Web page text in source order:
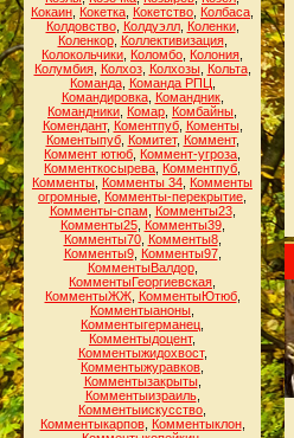
Кокаин Кокетка Кокетство Колбаса
Колдовство, Колдуэлл, Коленки,
Коленкор, Коллективизация,
Колокольчики Коломбо Колония
Колумбия, Колхоз, Колхозы, Кольта,
Команда, Команда РПЦ
Командировка, Командник,
Командники Комар Комбайны
Комендант, Коментпуб, Коменты,
Коментыпуб, Комитет, Коммент,
Коммент ютюб Коммент-угроза
Комменткосырева Комментпуб
Комменты Комменты 34 Комменты
огромные Комменты-перекрытие
Комменты-спам
Комменты23,
Комменты25, Комменты39,
Комменты70, Комменты8,
Комменты9, Комменты97,
КомментыВалдор,
КомментыГеоргиевская
КомментыЖЖ, КомментыЮтюб,
Комментыаноны
Комментыгерманец
Комментыдоцент,
Комментыжидохвост,
Комментыжуравков
Комментызакрыты,
Комментыизраиль,
Комментыискусство
Комментыкарпов, Комментыклон,